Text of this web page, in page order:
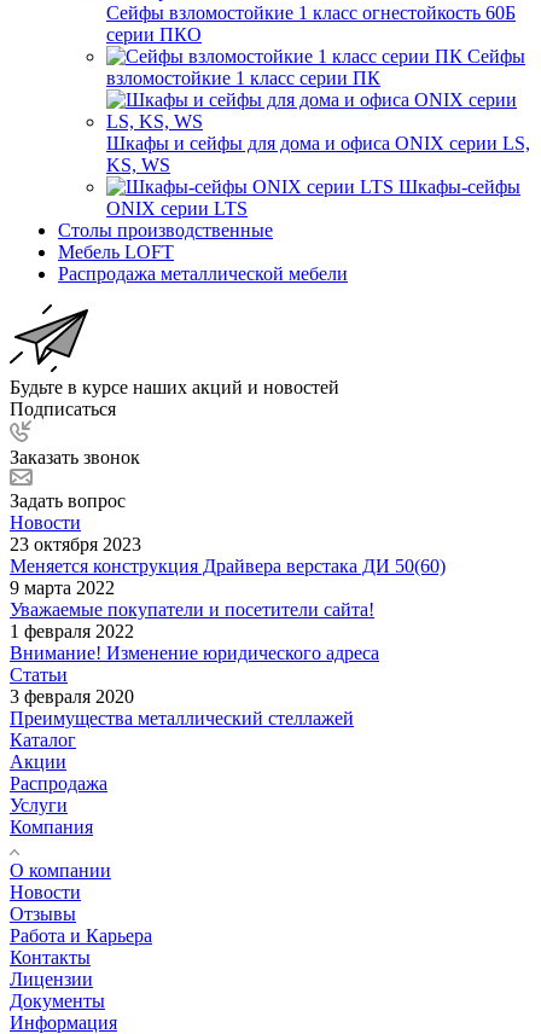
Сейфы взломостойкие 1 класс огнестойкость 60Б
серии ПКО
Сейфы
взломостойкие 1 класс серии ПК
Шкафы и сейфы для дома и офиса ONIX серии LS,
KS, WS
Шкафы-сейфы
ONIX серии LTS
Столы производственные
Мебель LOFT
Распродажа металлической мебели
Будьте в курсе наших акций и новостей
Подписаться
Заказать звонок
Задать вопрос
Новости
23 октября 2023
Меняется конструкция Драйвера верстака ДИ 50(60)
9 марта 2022
Уважаемые покупатели и посетители сайта!
1 февраля 2022
Внимание! Изменение юридического адреса
Статьи
3 февраля 2020
Преимущества металлический стеллажей
Каталог
Акции
Распродажа
Услуги
Компания
О компании
Новости
Отзывы
Работа и Карьера
Контакты
Лицензии
Документы
Информация